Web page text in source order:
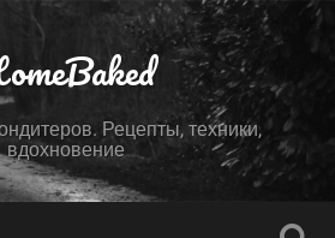
Рецепты, техники,
вдохновение